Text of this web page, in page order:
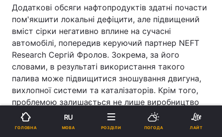
Додаткові обсяги нафтопродуктів здатні почасти
пом'якшити локальні дефіцити, але підвищений
вміст сірки негативно вплине на сучасні
автомобілі, попередив керуючий партнер NEFT
Research Сергій Фролов. Зокрема, за його
словами, в результаті використання такого
палива може підвищитися зношування двигуна,
вихлопної системи та каталізаторів. Крім того,
проблемою залишається не лише виробництво
палива, а й його своєчасна доставка до регіонів.
ГОЛОВНА
RU
МОВА РОЗДІЛИ ПОГОДА ЛАЙТ